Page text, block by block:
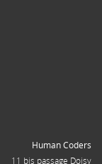
Human Coders
11 bis passage Doisy